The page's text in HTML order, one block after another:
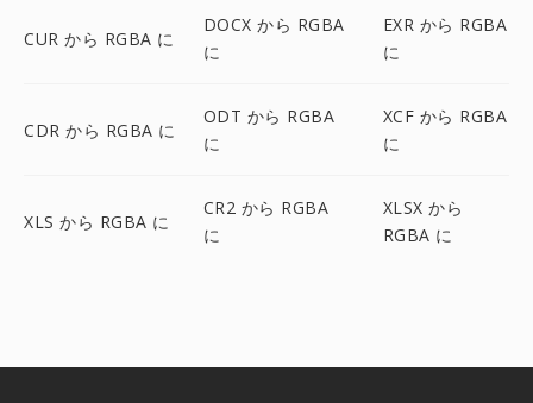
CUR から RGBA に
DOCX から RGBA
に
EXR から RGBA
に
CDR から RGBA に
ODT から RGBA
に
XCF から RGBA
に
XLS から RGBA に
CR2 から RGBA
に
XLSX から
RGBA に